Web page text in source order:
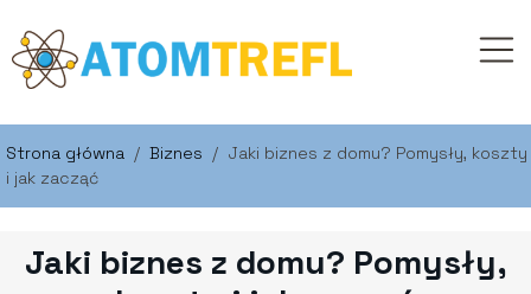
Strona główna / Biznes / Jaki biznes z domu? Pomysły, koszty
i jak zacząć
Jaki biznes z domu? Pomysły,